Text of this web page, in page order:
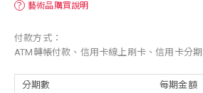
？ 藝術品購買說明
付款方式：
ATM轉帳付款、信用卡線上刷卡、信用卡分期
分期數 每期金額